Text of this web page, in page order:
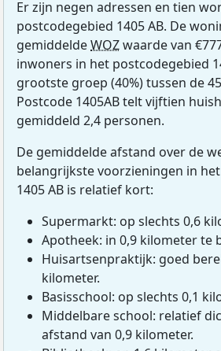
Er zijn negen adressen en tien
postcodegebied 1405 AB. De
gemiddeldeWOZwaarde van
inwoners in het postcodegebied
grootste groep (40%) tussen de
Postcode 1405AB telt vijftien
gemiddeld 2,4 personen.
De gemiddelde afstand over de
belangrijkste voorzieningen in
1405 AB is relatief kort:
Supermarkt: op slechts 0,6
Apotheek: in 0,9 kilometer te
Huisartsenpraktijk: goed
kilometer.
Basisschool: op slechts 0,1
Middelbare school: relatief
afstand van 0,9 kilometer.